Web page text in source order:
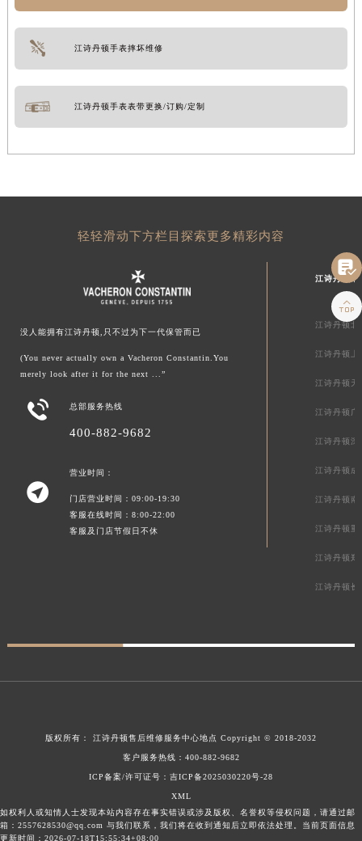
江诗丹顿手表摔坏维修
江诗丹顿手表表带更换/订购/定制
轻轻滑动下方栏目探索更多精彩内容
没人能拥有江诗丹顿,只不过为下一代保管而已
(You never actually own a Vacheron Constantin.You
merely look after it for the next ...”
 总部服务热线
400-882-9682

营业时间：
门店营业时间：09:00-19:30
客服在线时间：8:00-22:00
客服及门店节假日不休
江诗丹顿中
江诗丹顿北
江诗丹顿上
江诗丹顿天
江诗丹顿广
江诗丹顿深
江诗丹顿成
江诗丹顿南
江诗丹顿重
江诗丹顿郑
江诗丹顿长
版权所有： 江诗丹顿售后维修服务中心地点 Copyright © 2018-2032
客户服务热线： 400-882-9682
ICP备案/许可证号：吉ICP备2025030220号-28
XML
如权利人或知情人士发现本站内容存在事实错误或涉及版权、名誉权等侵权问题，请通过邮
箱：2557628530@qq.com 与我们联系，我们将在收到通知后立即依法处理。当前页面信息
更新时间：2026-07-18T15:55:34+08:00

